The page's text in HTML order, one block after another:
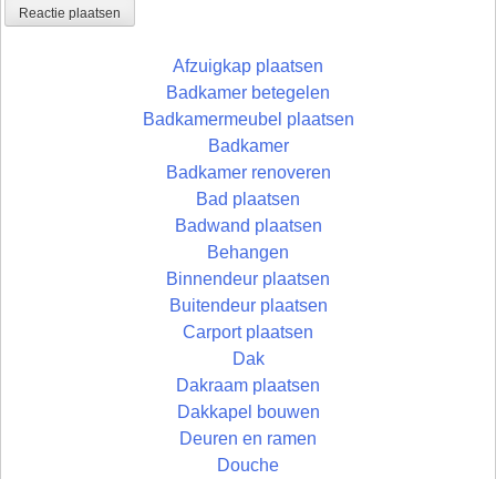
Afzuigkap plaatsen
Badkamer betegelen
Badkamermeubel plaatsen
Badkamer
Badkamer renoveren
Bad plaatsen
Badwand plaatsen
Behangen
Binnendeur plaatsen
Buitendeur plaatsen
Carport plaatsen
Dak
Dakraam plaatsen
Dakkapel bouwen
Deuren en ramen
Douche